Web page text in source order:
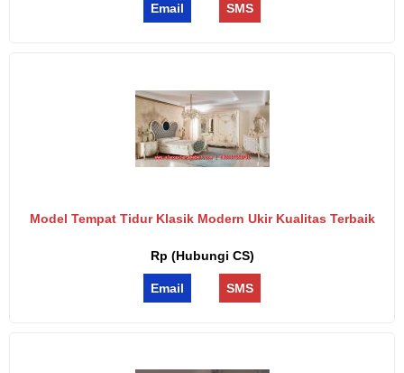
Email SMS
Model Tempat Tidur Klasik Modern Ukir Kualitas Terbaik
Rp (Hubungi CS)
Email SMS